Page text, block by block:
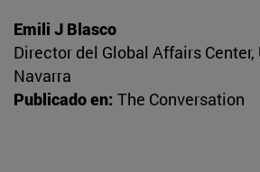
Emili J Blasco
Director del Global Affairs
Navarra
Publicado en: The Conversation